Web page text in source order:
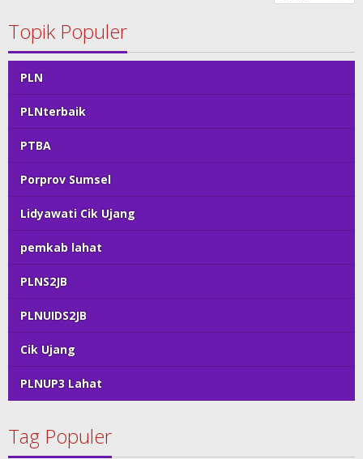
Topik Populer
PLN
PLNterbaik
PTBA
Porprov Sumsel
Lidyawati Cik Ujang
pemkab lahat
PLNS2JB
PLNUIDS2JB
Cik Ujang
PLNUP3 Lahat
Tag Populer